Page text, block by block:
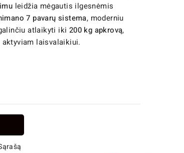
leidžia mėgautis ilgesnėmis
7 pavarų sistema, moderniu
atlaikyti iki 200 kg apkrovą,
laisvalaikiui.